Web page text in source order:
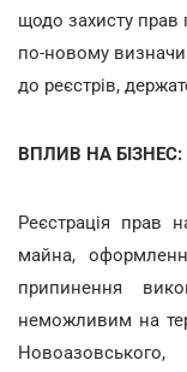
щодо захисту прав
по-новому
до реєстрів,
ВПЛИВ НА БІЗНЕС:
Реєстрація прав
майна,
припинення
неможливим на
Новоазовського,